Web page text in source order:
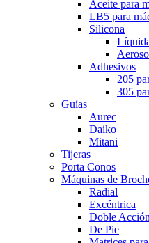
Aceite para
LB5 para
Silicona
Adhesivos
205
305
Guías
Aurec
Daiko
Mitani
Tijeras
Porta Conos
Máquinas de
Radial
Excéntrica
Doble Acción
De Pie